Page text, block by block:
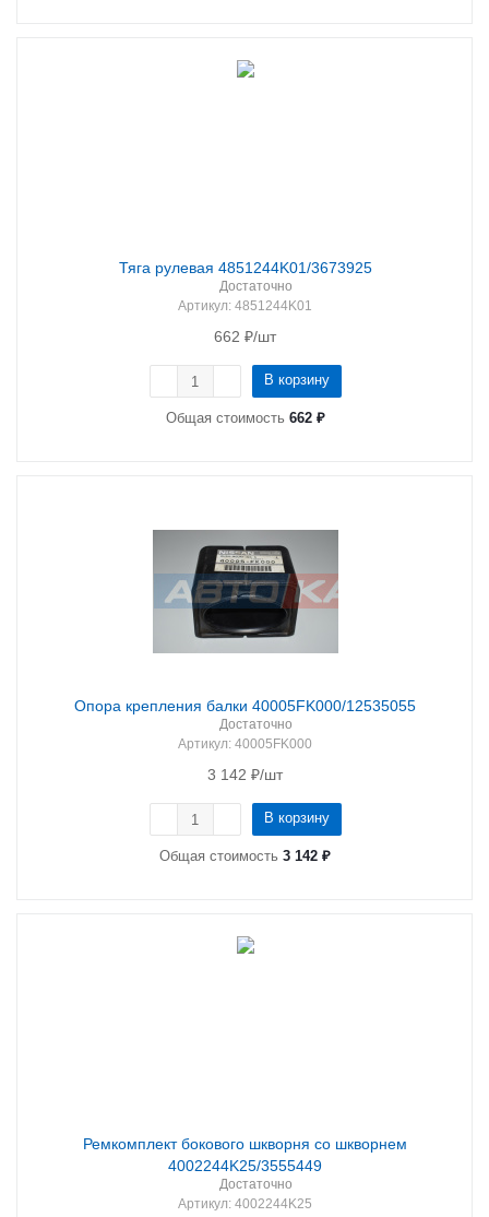
Тяга рулевая 4851244K01/3673925
Достаточно
Артикул: 4851244K01
662 ₽/шт
В корзину
Общая стоимость 662 ₽
Опора крепления балки 40005FK000/12535055
Достаточно
Артикул: 40005FK000
3 142 ₽/шт
В корзину
Общая стоимость 3 142 ₽
Ремкомплект бокового шкворня со шкворнем
4002244K25/3555449
Достаточно
Артикул: 4002244K25